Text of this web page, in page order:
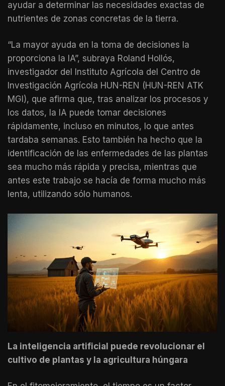
ayudar a determinar las necesidades exactas de
nutrientes de zonas concretas de la tierra.
“La mayor ayuda en la toma de decisiones la
proporciona la IA”, subraya Roland Hollós,
investigador del Instituto Agrícola del Centro de
Investigación Agrícola HUN-REN (HUN-REN ATK
MGI), que afirma que, tras analizar los procesos y
los datos, la IA puede tomar decisiones
rápidamente, incluso en minutos, lo que antes
tardaba semanas. Esto también ha hecho que la
identificación de las enfermedades de las plantas
sea mucho más rápida y precisa, mientras que
antes este trabajo se hacía de forma mucho más
lenta, utilizando sólo humanos.
La inteligencia artificial puede revolucionar el
cultivo de plantas y la agricultura húngara